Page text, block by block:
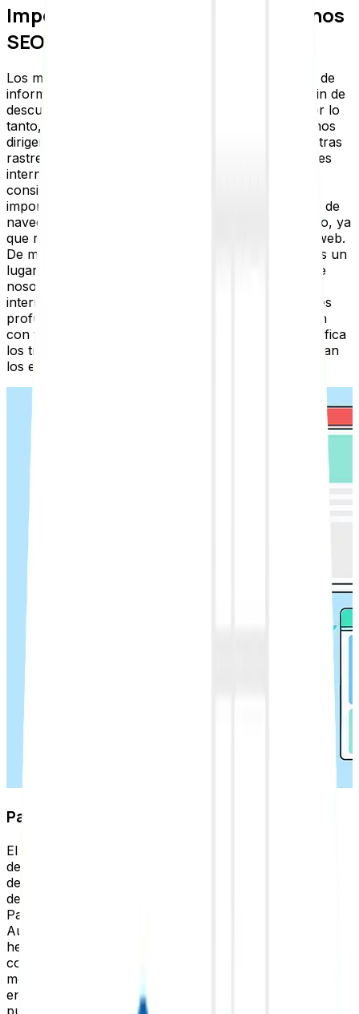
Importancia de los enlaces internos
SEO
Los motores de búsqueda examinan la red mundial de
información, saltando de un enlace a otro, con el fin de
descubrir nuevas páginas y actualizar su índice. Por lo
tanto, es crucial comprender que los enlaces internos
dirigen a los bots de los motores de búsqueda mientras
rastrean su sitio web. En teoría, cuantos más enlaces
internos tenga una página, más relevante se
considerará. Para maximizar su efectividad, es
importante que las páginas que incluyas en la barra de
navegación sean las más importantes de tu proyecto, ya
que recibirán enlaces de todas las páginas del sitio web.
De manera similar, el pie de página de tu sitio web es un
lugar ideal para incluir enlaces de tipo legal o “sobre
nosotros”. Pero si realmente deseas utilizar enlaces
internos para mejorar tu posicionamiento SEO, debes
profundizar en su importancia y cómo se relacionan
con tus objetivos. Ahora veremos de manera específica
los tres grandes beneficios para el SEO que presentan
los enlaces internos:
Page Rank: autoridad de un sitio web
El éxito en la clasificación de los motores de búsqueda
depende de cómo se manejan los enlaces internos
dentro de un sitio web. La autoridad de una página es
determinada por un algoritmo complejo llamado
PageRank (PR) que evalúa su calidad y relevancia.
Aunque Google eliminó públicamente la barra de
herramientas de PageRank en 2016, sigue siendo un
componente clave del algoritmo de clasificación de los
motores de búsqueda. Si una página A cuenta con
enlaces externos de alta calidad que apuntan a ella, su
puntuación de PageRank aumenta, lo que le da más